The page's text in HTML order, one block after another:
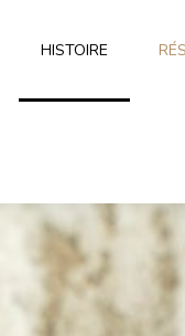
HISTOIRE